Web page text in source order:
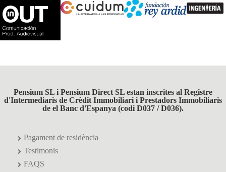
Pensium SL i Pensium Direct SL estan inscrites al Registre
d'Intermediaris de Crèdit Immobiliari i Prestadors Immobiliaris
de el Banc d'Espanya (codi D037 / D036).
Pagament de residència
Testimonis
FAQS